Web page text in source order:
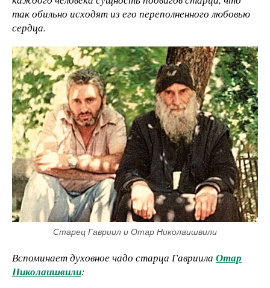
так обильно исходят из его переполненного любовью
сердца.
Старец Гавриил и Отар Николаишвили
Вспоминает духовное чадо старца Гавриила Отар
Николаишвили: